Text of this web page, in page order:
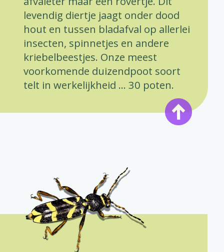
levendig diertje jaagt onder dood
hout en tussen bladafval op allerlei
insecten, spinnetjes en andere
kriebelbeestjes. Onze meest
voorkomende duizendpoot soort
telt in werkelijkheid … 30 poten.